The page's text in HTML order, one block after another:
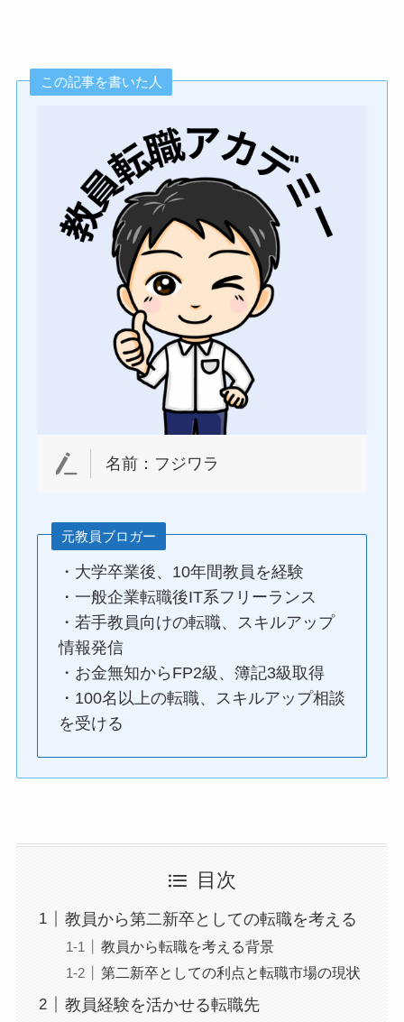
この記事を書いた人
名前：フジワラ
元教員ブロガー
・大学卒業後、10年間教員を経験
・一般企業転職後IT系フリーランス
・若手教員向けの転職、スキルアップ
情報発信
・お金無知からFP2級、簿記3級取得
・100名以上の転職、スキルアップ相談
を受ける
目次
教員から第二新卒としての転職を考える
教員から転職を考える背景
第二新卒としての利点と転職市場の現状
教員経験を活かせる転職先